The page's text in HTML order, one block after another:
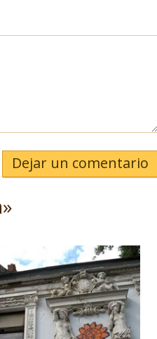
Dejar un comentario